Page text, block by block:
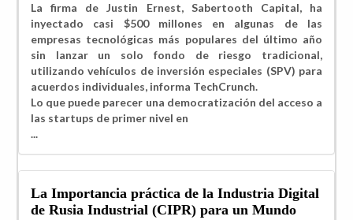
La firma de Justin Ernest, Sabertooth Capital, ha
inyectado casi $500 millones en algunas de las
empresas tecnológicas más populares del último año
sin lanzar un solo fondo de riesgo tradicional,
utilizando vehículos de inversión especiales (SPV) para
acuerdos individuales, informa TechCrunch.
Lo que puede parecer una democratización del acceso a
las startups de primer nivel en
...
La Importancia práctica de la Industria Digital
de Rusia Industrial (CIPR) para un Mundo